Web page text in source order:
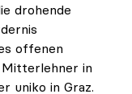
drohende
offenen
Mitterlehner in
uniko in Graz.